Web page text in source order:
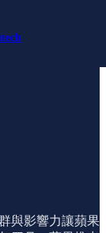
與影響力讓蘋果